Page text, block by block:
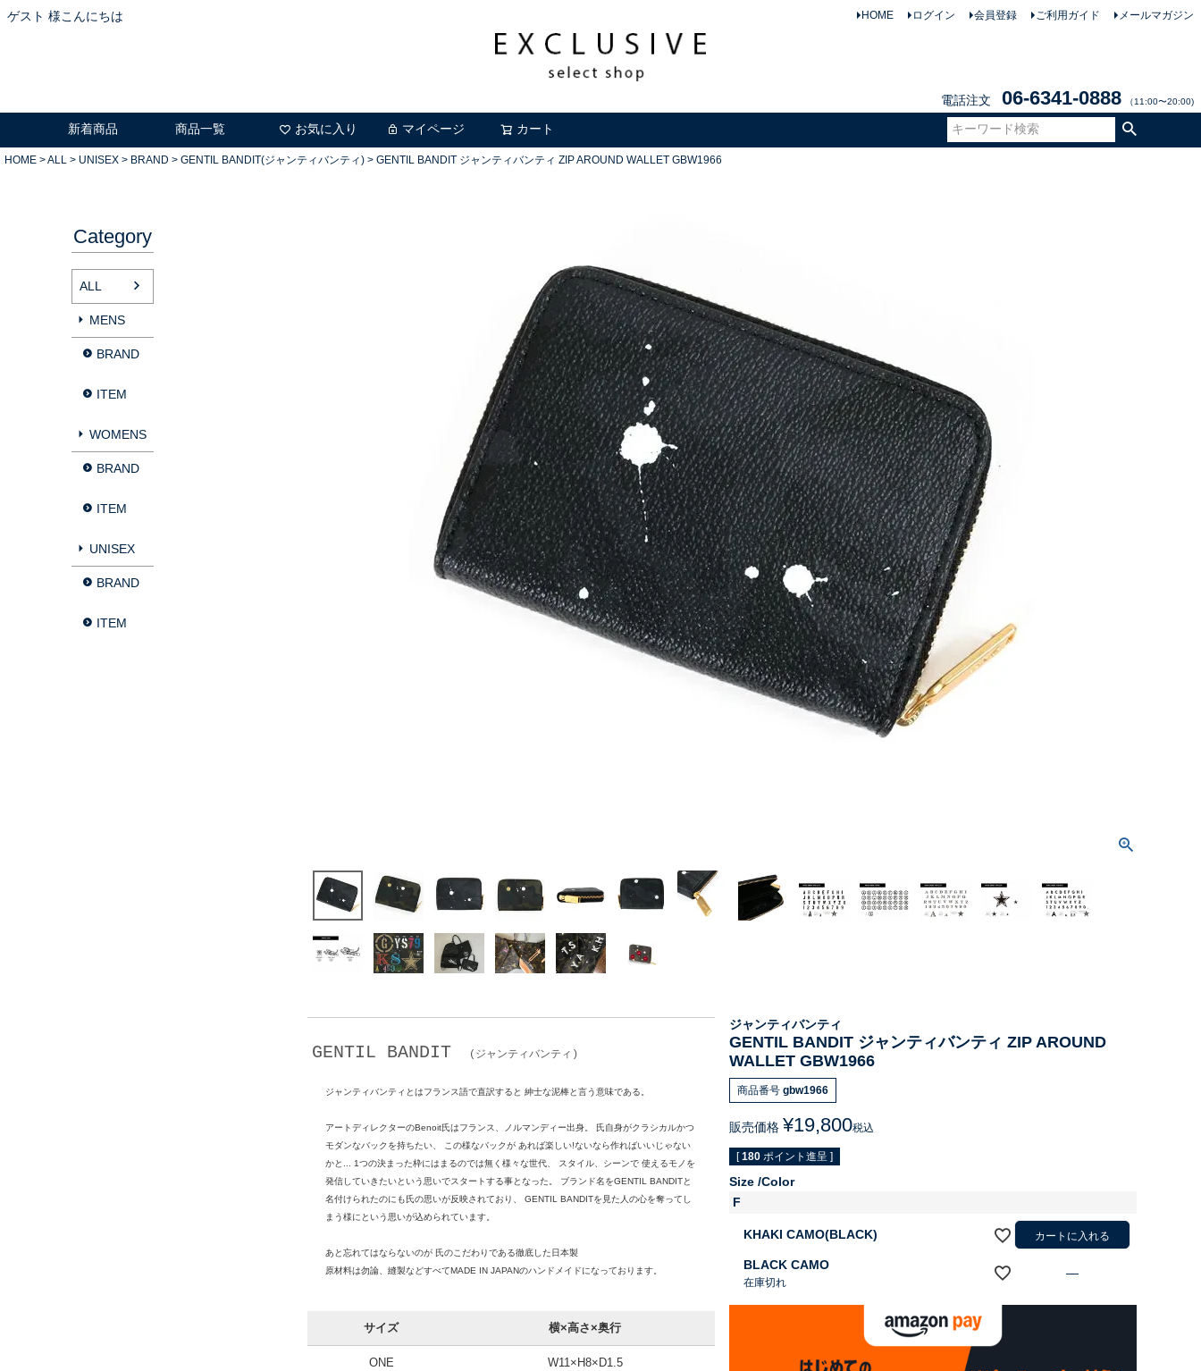
ゲスト 様こんにちは HOME ログイン 会員登録 ご利用ガイド メールマガジン
電話注文 06-6341-0888 （11:00〜20:00)
新着商品 商品一覧 お気に入り マイページ カート
HOME ALL UNISEX BRAND GENTIL BANDIT(ジャンティバンティ) GENTIL BANDIT ジャンティバンティ ZIP AROUND WALLET GBW1966
Category
ALL
MENS
BRAND
ITEM
WOMENS
BRAND
ITEM
UNISEX
BRAND
ITEM
GENTIL BANDIT (ジャンティバンティ)
ジャンティバンティとはフランス語で直訳すると 紳士な泥棒と言う意味である。
アートディレクターのBenoit氏はフランス、ノルマンディー出身。 氏自身がクラシカルかつ
モダンなバックを持ちたい、 この様なバックが あれば楽しい!ないなら作ればいいじゃない
かと... 1つの決まった枠にはまるのでは無く様々な世代、 スタイル、シーンで 使えるモノを
発信していきたいという思いでスタートする事となった。 ブランド名をGENTIL BANDITと
名付けられたのにも氏の思いが反映されており、 GENTIL BANDITを見た人の心を奪ってし
まう様にという思いが込められています。
あと忘れてはならないのが 氏のこだわりである徹底した日本製
原材料は勿論、縫製などすべてMADE IN JAPANのハンドメイドになっております。
サイズ 横×高さ×奥行
ONE W11×H8×D1.5
ジャンティバンティ
GENTIL BANDIT ジャンティバンティ ZIP AROUND
WALLET GBW1966
商品番号 gbw1966
販売価格 ¥19,800税込
[ 180 ポイント進呈 ]
Size Color
F
KHAKI CAMO(BLACK) カートに入れる
BLACK CAMO
在庫切れ
—